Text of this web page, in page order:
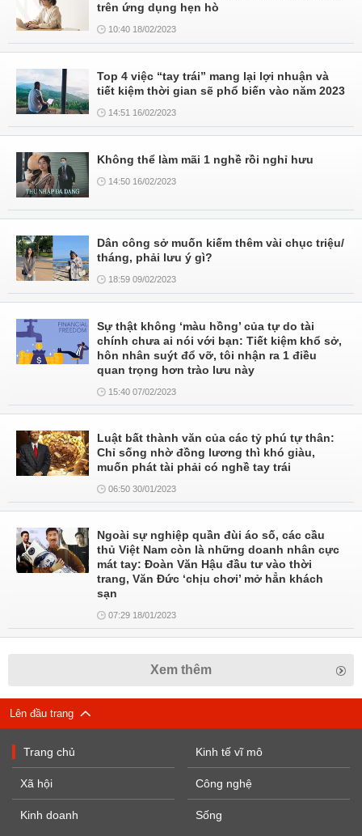
trên ứng dụng hẹn hò
10:40 18/02/2023
Top 4 việc “tay trái” mang lại lợi nhuận và
tiết kiệm thời gian sẽ phổ biến vào năm 2023
14:51 16/02/2023
Không thể làm mãi 1 nghề rồi nghỉ hưu
14:50 16/02/2023
Dân công sở muốn kiếm thêm vài chục triệu/
tháng, phải lưu ý gì?
18:59 09/02/2023
Sự thật không ‘màu hồng’ của tự do tài
chính chưa ai nói với bạn: Tiết kiệm khổ sở,
hôn nhân suýt đổ vỡ, tôi nhận ra 1 điều
quan trọng hơn trào lưu này
15:40 07/02/2023
Luật bất thành văn của các tỷ phú tự thân:
Chỉ sống nhờ đồng lương thì khó giàu,
muốn phát tài phải có nghề tay trái
06:50 30/01/2023
Ngoài sự nghiệp quần đùi áo số, các cầu
thủ Việt Nam còn là những doanh nhân cực
mát tay: Đoàn Văn Hậu đầu tư vào thời
trang, Văn Đức ‘chịu chơi’ mở hẳn khách
sạn
07:29 18/01/2023
Xem thêm
Lên đầu trang
Trang chủ
Xã hội
Kinh doanh
Kinh tế vĩ mô
Công nghệ
Sống